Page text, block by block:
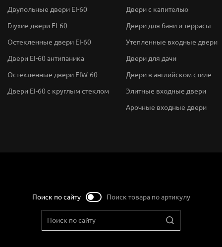
Двупольные двери EI-60
Глухие двери EI-60
Остекленные двери EI-60
Двери EI-60 антипаника
Остекленные двери EIW-60
Двери EI-60 с круглым стеклом
Двери с капителью
Двери для бани и террасы
Утепленные входные двери
Двери для дачи
Двери в английском стиле
Элитные входные двери
Арочные входные двери
Поиск по сайту Поиск товара по артикулу